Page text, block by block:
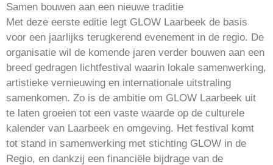
Samen bouwen aan een nieuwe traditie
Met deze eerste editie legt GLOW Laarbeek de basis
voor een jaarlijks terugkerend evenement in de regio. De
organisatie wil de komende jaren verder bouwen aan een
breed gedragen lichtfestival waarin lokale samenwerking,
artistieke vernieuwing en internationale uitstraling
samenkomen. Zo is de ambitie om GLOW Laarbeek uit
te laten groeien tot een vaste waarde op de culturele
kalender van Laarbeek en omgeving. Het festival komt
tot stand in samenwerking met stichting GLOW in de
Regio, en dankzij een financiële bijdrage van de